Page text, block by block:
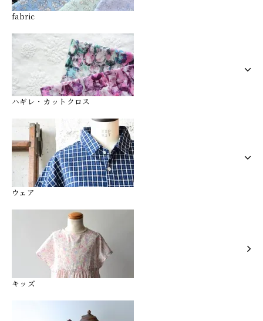
fabric
ハギレ・カットクロス
ウェア
キッズ